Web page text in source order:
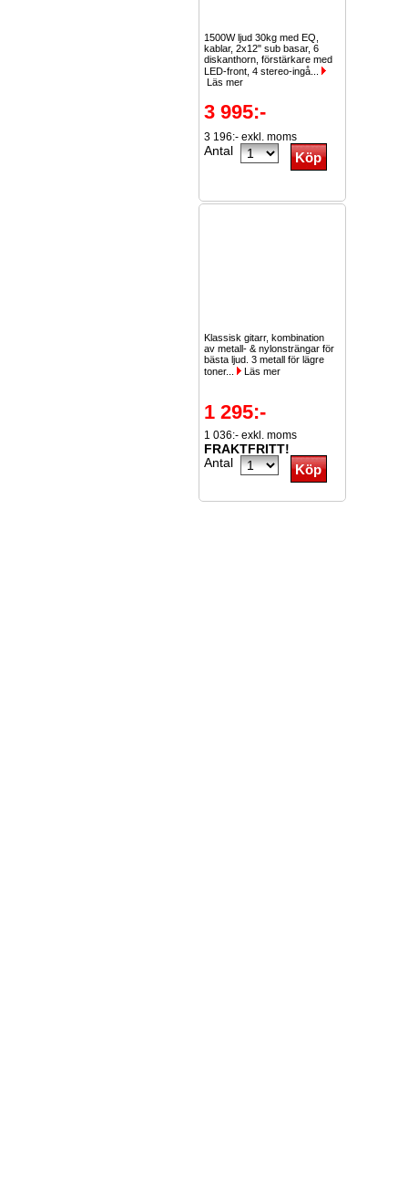
1500W ljud 30kg med EQ,
kablar, 2x12" sub basar, 6
diskanthorn, förstärkare med
LED-front, 4 stereo-ingå...
Läs mer
3 995:-
3 196:- exkl. moms
Antal
Klassisk gitarr, kombination
av metall- & nylonsträngar för
bästa ljud. 3 metall för lägre
toner...
Läs mer
1 295:-
1 036:- exkl. moms
FRAKTFRITT!
Antal